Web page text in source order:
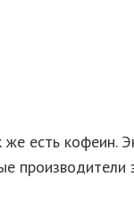
есть кофеин.